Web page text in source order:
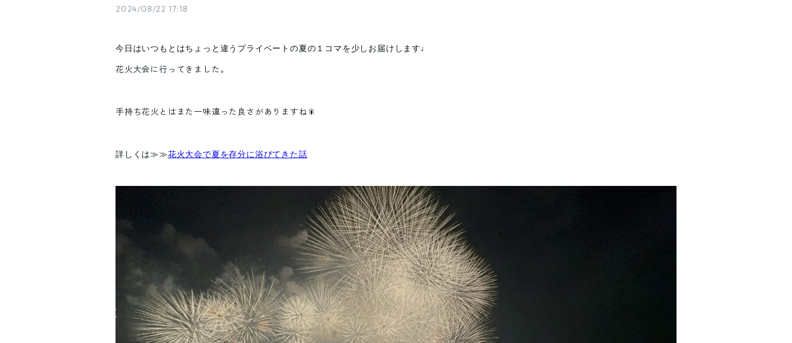
2024/08/22 17:18
今日はいつもとはちょっと違うプライベートの夏の１コマを少しお届けします♩
花火大会に行ってきました。
手持ち花火とはまた一味違った良さがありますね🎇
詳しくは≫≫花火大会で夏を存分に浴びてきた話